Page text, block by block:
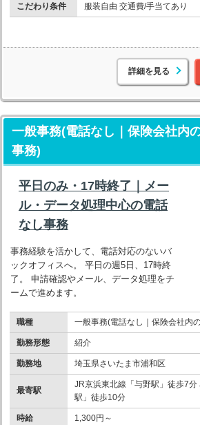
こだわり条件 服装自由 交通費/手当てあり
詳細を見る
一般事務(電話なし｜保険会社内
事務)
平日のみ・17時終了｜メー
ル・データ処理中心の電話
なし事務
事務経験を活かして、電話対応のないバ
ックオフィスへ。 平日の週5日、17時終
了。 申請確認やメール、データ処理をチ
ームで進めます。
職種 一般事務(電話なし｜保険会社内
勤務形態 紹介
勤務地 埼玉県さいたま市浦和区
最寄駅
JR京浜東北線「与野駅」徒歩7
駅」徒歩10分
時給 1,300円～